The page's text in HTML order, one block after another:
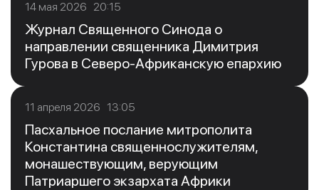
14 мая 2026 20:15
Журнал Священного Синода о
направлении священника Димитрия
Гурова в Северо-Африканскую епархию
11 апреля 2026 13:05
Пасхальное послание митрополита
Константина священнослужителям,
монашествующим, верующим
Патриаршего экзархата Африки